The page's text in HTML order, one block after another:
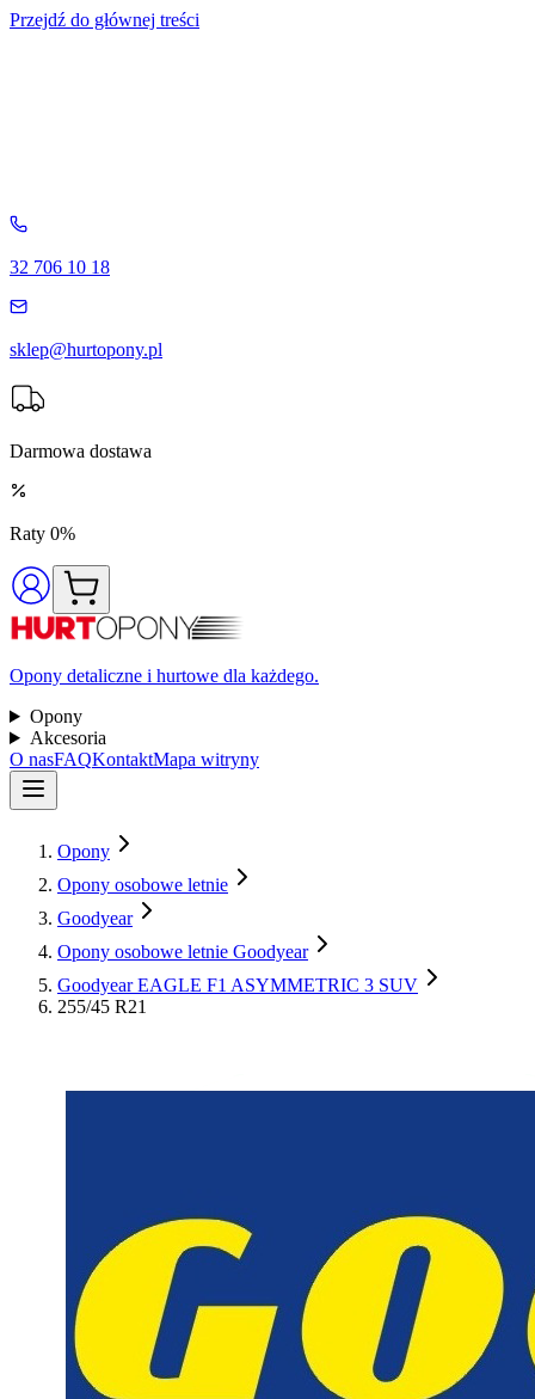
Przejdź do głównej treści
32 706 10 18
sklep@hurtopony.pl
Darmowa dostawa
Raty 0%
Opony detaliczne i hurtowe dla każdego.
Opony
Akcesoria
O nasFAQKontaktMapa witryny
Opony
Opony osobowe letnie
Goodyear
Opony osobowe letnie Goodyear
Goodyear EAGLE F1 ASYMMETRIC 3 SUV
255/45 R21